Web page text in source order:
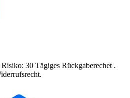
30 Tägiges Rückgaberechet .